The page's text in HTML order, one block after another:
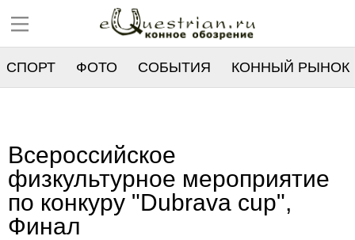
СПОРТ ФОТО СОБЫТИЯ КОННЫЙ РЫНОК
Всероссийское
физкультурное мероприятие
по конкуру "Dubrava cup",
Финал